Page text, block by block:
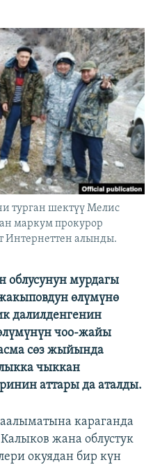
турган шектүү Мелис
маркум прокурор
Интернеттен алынды.
облусунун мурдагы
өлүмүнө
далилденгенин
чоо-жайы
сөз жыйында
чыккан
аттары да аталды.
караганда
жана облустук
окуядан бир күн